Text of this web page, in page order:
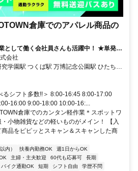
倉庫でのアパレル商品の
て働く会社員さんも活躍中！ ★単発・
会社
学園駅 つくば駅 万博記念公園駅 ひたち野
駐
るシフト多数!!＞ 8:00-16:45 8:00-17:00
16:00 9:00-18:00 10:00-16:...
倉庫でのカンタン軽作業＊スポットワ
小物雑貨などの軽いものがメイン！ 【入
品をピピッとスキャン＆スキャンした商
内） 扶養内勤務OK
週1日からOK
主婦・主夫歓迎 60代も応募可
長期
バイク通勤OK 短期 シフト自由
学歴不問